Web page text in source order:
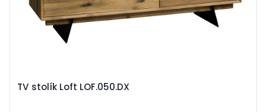
TV stolík Loft LOF.050.DX